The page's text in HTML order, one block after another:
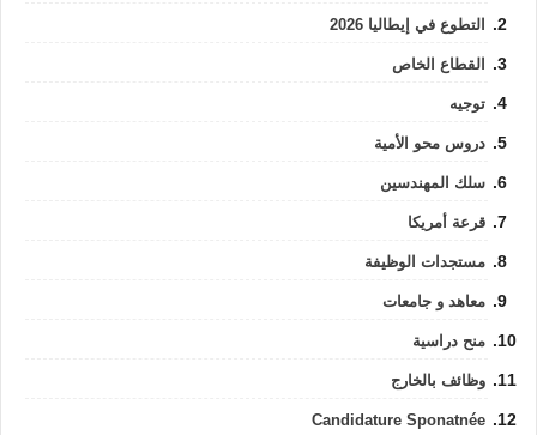
التطوع في إيطاليا 2026
القطاع الخاص
توجيه
دروس محو الأمية
سلك المهندسين
قرعة أمريكا
مستجدات الوظيفة
معاهد و جامعات
منح دراسية
وظائف بالخارج
Candidature Sponatnée